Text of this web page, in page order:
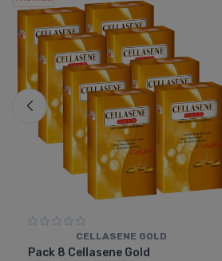
CELLASENE GOLD
Pack 8 Cellasene Gold